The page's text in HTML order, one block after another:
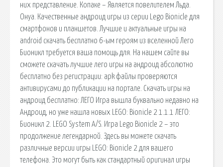
них представление. Копаке – Является повелителем Льда.
Онуа. Качественные андроид игры из серии Lego Bionicle для
смартфонов и планшетов. Лучшие и актуальные игры на
android скачать бесплатно 6-ым героям из вселенной Лего
Бионикл требуется ваша помощь для. На нашем сайте вы
сможете скачать лучшие лего игры на андроид абсолютно
бесплатно без регистрации: apk файлы проверяются
антивирусами до публикации на портале. Скачать игры на
андроид бесплатно: ЛЕГО Игра вышла буквально недавно на
Андроид, но уже нашла новых LEGO: Bionicle 2 1.1.1 ЛЕГО:
Бионикл 2. LEGO System A/S. Игра Lego Bionicle 2 – это
продолжение легендарной. Здесь вы можете скачать
различные версии игры LEGO: Bionicle 2 для вашего
телефона. Это могут быть как стандартный оригинал игры